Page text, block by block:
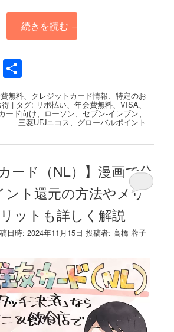
続きを読む →
Email
有
無料 クレジットカード情報 、特定のお
得 | タグ: リボ払い 、年会費無料 、VISA
ード向け ローソン セブン-イレブン
三菱UFJニコス グローバルポイント
ード（NL）】漫画で分
ント還元の方法やメリ
ットも詳しく解説
日時:2024年11月15日 投稿者:高橋 蓉子